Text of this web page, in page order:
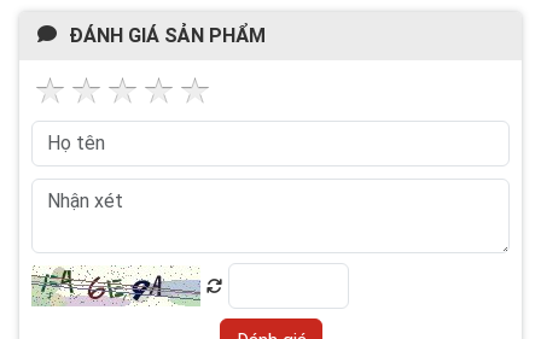
ĐÁNH GIÁ SẢN PHẨM